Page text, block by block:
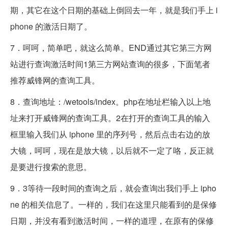
期，其它在这个日期的基础上倒回去一年，就是我们手上 i
phone 的激活日期了。
7．呵呵，简单吧，就这么简单。END通过其它第三方网
站进行查询激活时间1第三方网站查询的很多，下面笔者
推荐威锋网的查询工具。
8．查询地址：/wetools/index。php在地址栏输入以上地
址来打开威锋网的查询工具。2在打开的查询工具的输入
框里输入我们从 iphone 里的序列号，然后点击右边的放
大镜，呵呵，现在是放大镜，以后就不一定了咯，反正就
是要进行搜索的意思。
9．3等待一段时间的查询之后，就会查询出我们手上 ipho
ne 的相关信息了。一样的，我们在这里只能看到的是保修
日期，并没有看到激活时间，一样的道理，在原有的保修